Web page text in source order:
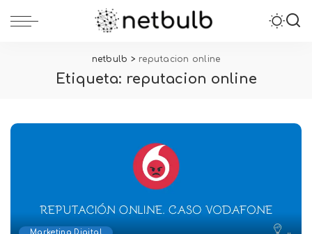
netbulb > reputacion online
Etiqueta: reputacion online
Marketing Digital